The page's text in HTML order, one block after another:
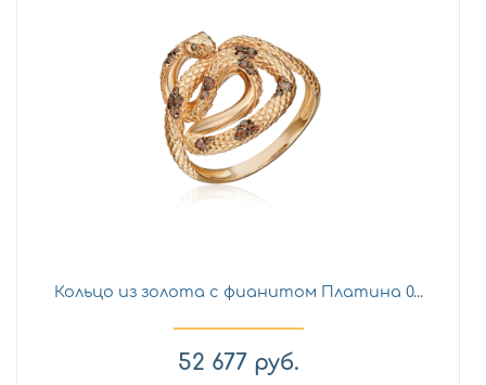
Кольцо из золота с фианитом Платина 0...
52 677 руб.